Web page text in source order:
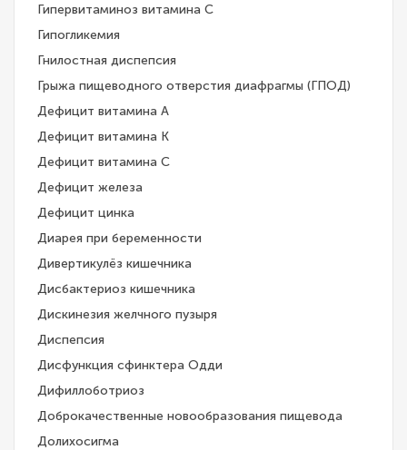
Гипервитаминоз витамина С
Гипогликемия
Гнилостная диспепсия
Грыжа пищеводного отверстия диафрагмы (ГПОД)
Дефицит витамина А
Дефицит витамина К
Дефицит витамина С
Дефицит железа
Дефицит цинка
Диарея при беременности
Дивертикулёз кишечника
Дисбактериоз кишечника
Дискинезия желчного пузыря
Диспепсия
Дисфункция сфинктера Одди
Дифиллоботриоз
Доброкачественные новообразования пищевода
Долихосигма